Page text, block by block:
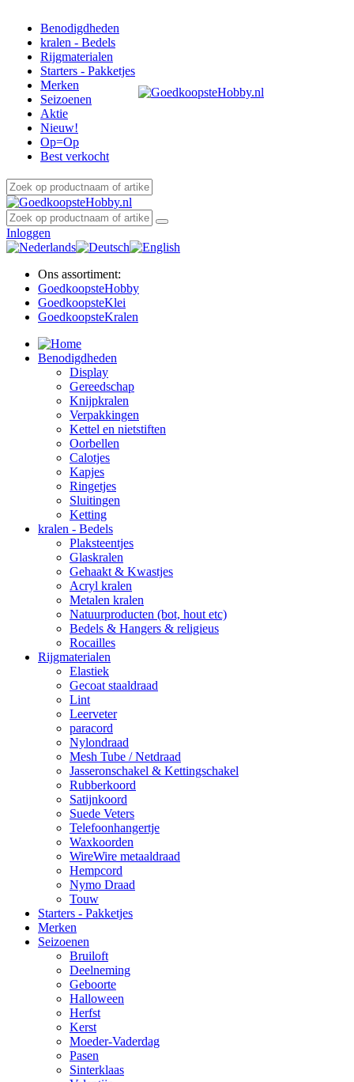
Benodigdheden
kralen - Bedels
Rijgmaterialen
Starters - Pakketjes
Merken
Seizoenen
Aktie
Nieuw!
Op=Op
Best verkocht
Inloggen
Ons assortiment:
GoedkoopsteHobby
GoedkoopsteKlei
GoedkoopsteKralen
Benodigdheden
Display
Gereedschap
Knijpkralen
Verpakkingen
Kettel en nietstiften
Oorbellen
Calotjes
Kapjes
Ringetjes
Sluitingen
Ketting
kralen - Bedels
Plaksteentjes
Glaskralen
Gehaakt & Kwastjes
Acryl kralen
Metalen kralen
Natuurproducten (bot, hout etc)
Bedels & Hangers & religieus
Rocailles
Rijgmaterialen
Elastiek
Gecoat staaldraad
Lint
Leerveter
paracord
Nylondraad
Mesh Tube / Netdraad
Jasseronschakel & Kettingschakel
Rubberkoord
Satijnkoord
Suede Veters
Telefoonhangertje
Waxkoorden
WireWire metaaldraad
Hempcord
Nymo Draad
Touw
Starters - Pakketjes
Merken
Seizoenen
Bruiloft
Deelneming
Geboorte
Halloween
Herfst
Kerst
Moeder-Vaderdag
Pasen
Sinterklaas